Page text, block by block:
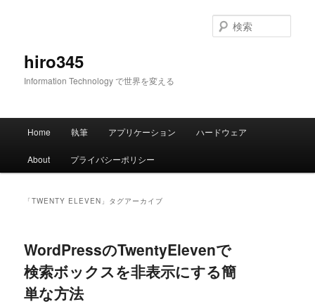
hiro345
Information Technology で世界を変える
索
メ
Home 執筆 アプリケーション ハードウェア
About プライバシーポリシー
「TWENTY ELEVEN 」タグアーカイブ
WordPressのTwentyElevenで
検索ボックスを非表示にする簡
単な方法